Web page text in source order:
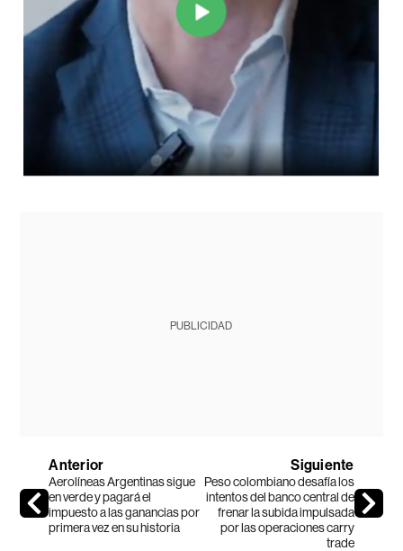
PUBLICIDAD
Anterior
Aerolíneas Argentinas sigue
en verde y pagará el
impuesto a las ganancias por
primera vez en su historia
Siguiente
Peso colombiano desafía los
intentos del banco central de
frenar la subida impulsada
por las operaciones carry
trade